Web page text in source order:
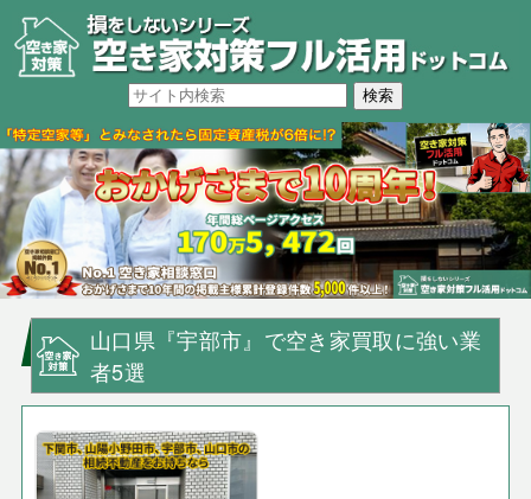
山口県『宇部市』で空き家買取に強い業
者5選